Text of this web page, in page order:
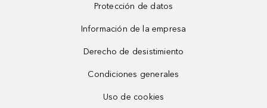
Protección de datos
Información de la empresa
Derecho de desistimiento
Condiciones generales
Uso de cookies